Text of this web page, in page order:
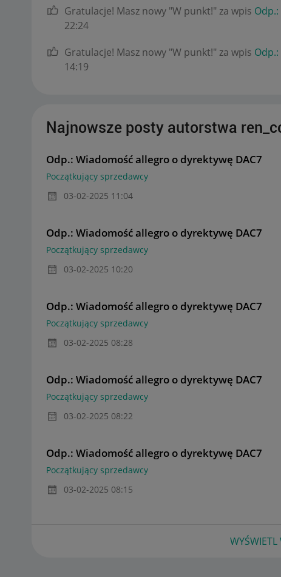
Gratulacje! Masz nowy "W punkt!" za wpis
22:24
Gratulacje! Masz nowy "W punkt!" za wpis
14:19
Najnowsze posty autorstwa
Odp.: Wiadomość allegro o dyrektywę DAC7
Początkujący sprzedawcy
‎03-02-2025 11:04
Odp.: Wiadomość allegro o dyrektywę DAC7
Początkujący sprzedawcy
‎03-02-2025 10:20
Odp.: Wiadomość allegro o dyrektywę DAC7
Początkujący sprzedawcy
‎03-02-2025 08:28
Odp.: Wiadomość allegro o dyrektywę DAC7
Początkujący sprzedawcy
‎03-02-2025 08:22
Odp.: Wiadomość allegro o dyrektywę DAC7
Początkujący sprzedawcy
‎03-02-2025 08:15
WYŚWIETL